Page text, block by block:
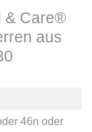
& Care®
aus
46n oder